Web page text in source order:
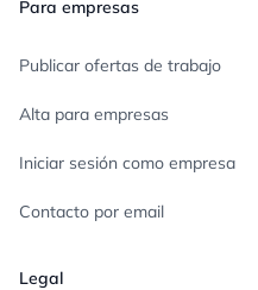
Para empresas
Publicar ofertas de trabajo
Alta para empresas
Iniciar sesión como empresa
Contacto por email
Legal